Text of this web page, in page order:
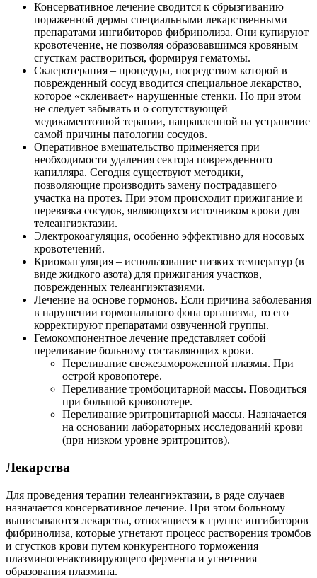
Консервативное лечение сводится к сбрызгиванию
пораженной дермы специальными лекарственными
препаратами ингибиторов фибринолиза. Они купируют
кровотечение, не позволяя образовавшимся кровяным
сгусткам раствориться, формируя гематомы.
Склеротерапия – процедура, посредством которой в
поврежденный сосуд вводится специальное лекарство,
которое «склеивает» нарушенные стенки. Но при этом
не следует забывать и о сопутствующей
медикаментозной терапии, направленной на устранение
самой причины патологии сосудов.
Оперативное вмешательство применяется при
необходимости удаления сектора поврежденного
капилляра. Сегодня существуют методики,
позволяющие производить замену пострадавшего
участка на протез. При этом происходит прижигание и
перевязка сосудов, являющихся источником крови для
телеангиэктазии.
Электрокоагуляция, особенно эффективно для носовых
кровотечений.
Криокоагуляция – использование низких температур (в
виде жидкого азота) для прижигания участков,
поврежденных телеангиэктазиями.
Лечение на основе гормонов. Если причина заболевания
в нарушении гормонального фона организма, то его
корректируют препаратами озвученной группы.
Гемокомпонентное лечение представляет собой
переливание больному составляющих крови.
Переливание свежезамороженной плазмы. При
острой кровопотере.
Переливание тромбоцитарной массы. Поводиться
при большой кровопотере.
Переливание эритроцитарной массы. Назначается
на основании лабораторных исследований крови
(при низком уровне эритроцитов).
Лекарства
Для проведения терапии телеангиэктазии, в ряде случаев
назначается консервативное лечение. При этом больному
выписываются лекарства, относящиеся к группе ингибиторов
фибринолиза, которые угнетают процесс растворения тромбов
и сгустков крови путем конкурентного торможения
плазминогенактивирующего фермента и угнетения
образования плазмина.